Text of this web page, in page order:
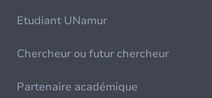
Etudiant UNamur
Chercheur ou futur chercheur
Partenaire académique